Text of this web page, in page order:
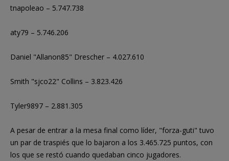
tnapoleao – 5.747.738
aty79 – 5.746.206
Daniel "Allanon85" Drescher – 4.027.610
Smith "sjco22" Collins – 3.823.426
Tyler9897 – 2.881.305
A pesar de entrar a la mesa final como líder, "forza-guti" tuvo
un par de traspiés que lo bajaron a los 3.465.725 puntos, con
los que se restó cuando quedaban cinco jugadores.